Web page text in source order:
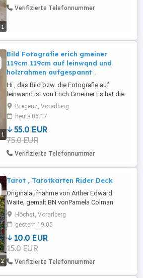
1
Verifizierte Telefonnummer
1
Bild Fotografie erich gmeiner
119cm 119cm auf leinwqnd und
holzrahmen aufgespannt .
Hi , das Bild bzw. die Fotografie auf
leinwand ist von Erich Gmeiner Es hat die
Maße 119*119 cm umd ist auf einem
Holzrahmen aufgespannt ...
Bregenz, Vorarlberg
heute 06:17
55.0 EUR
75.0 EUR
Verifizierte Telefonnummer
2
Tarot , Tarotkarten Rider Deck
Originalaufnahme von Arther Edward
Waite, gemalt BN vonPamela Colman
SmithHöchst, Vorarlberg
gestern 19:05
10.0 EUR
15.0 EUR
Verifizierte Telefonnummer